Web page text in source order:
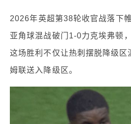
2026年英超第38轮收官战落下
亚角球混战破门1-0力克埃弗顿
这场胜利不仅让热刺摆脱降级区
姆联送入降级区。